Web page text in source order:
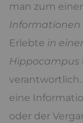
man zum
Informationen
Erlebte in
Hippocampus
eine
oder der